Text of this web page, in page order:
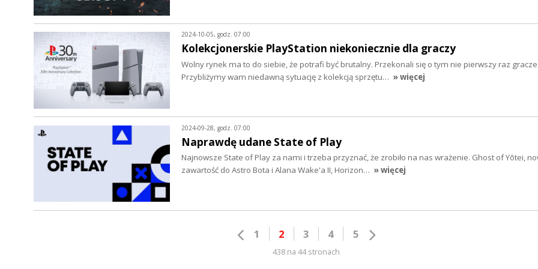
2024-10-05, godz. 07:00
Kolekcjonerskie PlayStation niekoniecznie dla graczy
Wolny rynek ma to do siebie, że potrafi być brutalny. Przekonali się o tym nie pierwszy raz gracze.
Przybliżymy wam niedawną sytuację z kolekcją sprzętu… » więcej
2024-09-28, godz. 07:00
Naprawdę udane State of Play
Najnowsze State of Play za nami i trzeba przyznać, że zrobiło na nas wrażenie. Ghost of Yōtei,
zawartość do Astro Bota i Alana Wake'a II, Horizon… » więcej
1 2 3 4 5
438 na 44 stronach